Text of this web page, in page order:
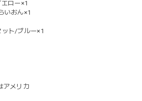
ロー×1
いおん×1
ト/ブルー×1
アメリカ